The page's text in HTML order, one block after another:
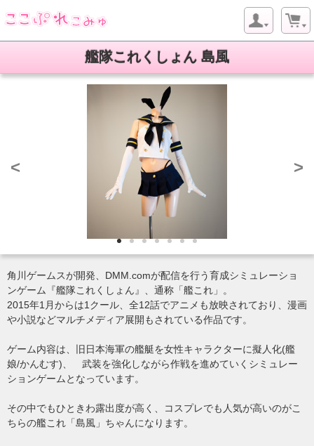
艦隊これくしょん 島風
< >
角川ゲームスが開発、DMM.comが配信を行う育成シミュレーショ
ンゲーム『艦隊これくしょん』、通称「艦これ」。
2015年1月からは1クール、全12話でアニメも放映されており、漫画
や小説などマルチメディア展開もされている作品です。
ゲーム内容は、旧日本海軍の艦艇を女性キャラクターに擬人化(艦
娘/かんむす)、 武装を強化しながら作戦を進めていくシミュレー
ションゲームとなっています。
その中でもひときわ露出度が高く、コスプレでも人気が高いのがこ
ちらの艦これ「島風」ちゃんになります。
ようこそ ゲストさん
新規会員登録
当サイトについて お問い合わせ
特定商取引に関する表記 プライバシーポリシー
Copyright © 2005- 2026 CoCopure-com All rights reserved.